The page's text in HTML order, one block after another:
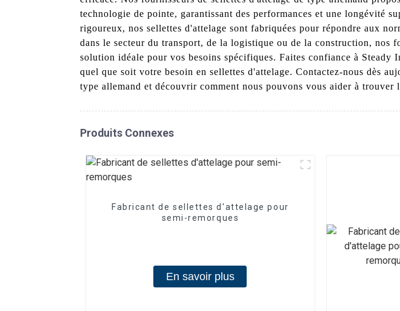
technologie de pointe, garantissant des performances et une longévité
rigoureux, nos sellettes d'attelage sont fabriquées pour répondre aux
dans le secteur du transport, de la logistique ou de la construction, nos
solution idéale pour vos besoins spécifiques. Faites confiance à
quel que soit votre besoin en sellettes d'attelage. Contactez-nous dès
type allemand et découvrir comment nous pouvons vous aider à
Produits Connexes
Fabricant de sellettes d'attelage pour
semi-remorques
En savoir plus